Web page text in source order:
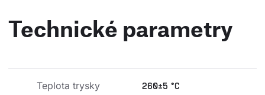
Technické parametry
Teplota trysky 260±5 °C